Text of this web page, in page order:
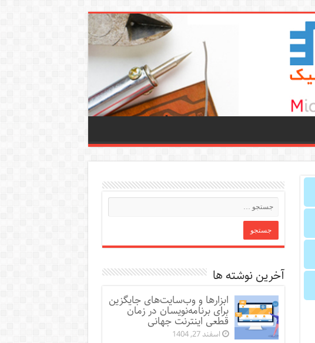
آخرین نوشته ها
ابزارها و وب‌سایت‌های جایگزین
برای برنامه‌نویسان در زمان
قطعی اینترنت جهانی
اسفند 27, 1404